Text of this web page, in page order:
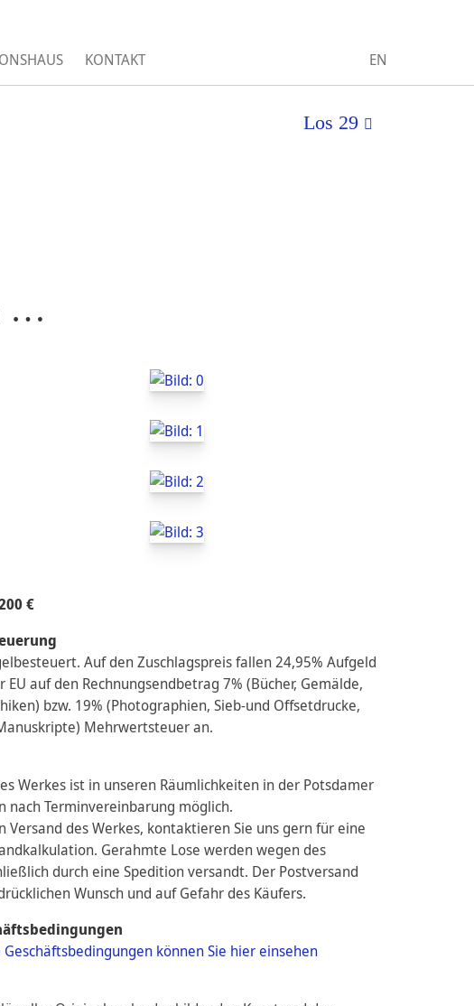
KONTAKT EN
Los 29
…
€
Auf den Zuschlagspreis fallen 24,95% Aufgeld
auf den Rechnungsendbetrag 7% (Bücher, Gemälde,
bzw. 19% (Photographien, Sieb-und Offsetdrucke,
Mehrwertsteuer an.
Werkes ist in unseren Räumlichkeiten in der Potsdamer
nach Terminvereinbarung möglich.
Versand des Werkes, kontaktieren Sie uns gern für eine
Gerahmte Lose werden wegen des
durch eine Spedition versandt. Der Postversand
Wunsch und auf Gefahr des Käufers.
können Sie hier einsehen